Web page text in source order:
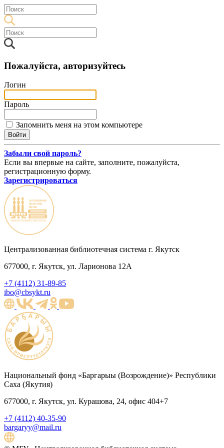
Пожалуйста, авторизуйтесь
Логин
Пароль
Запомнить меня на этом компьютере
Забыли свой пароль?
Если вы впервые на сайте, заполните, пожалуйста,
регистрационную форму.
Зарегистрироваться
Централизованная библиотечная система г. Якутск
677000, г. Якутск, ул. Ларионова 12А
+7 (4112) 31-89-85
ibo@cbsykt.ru
Национальный фонд «Баргарыы (Возрождение)» Республики
Саха (Якутия)
677000, г. Якутск, ул. Курашова, 24, офис 404+7
+7 (4112) 40-35-90
bargaryy@mail.ru